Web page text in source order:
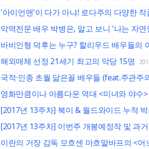
'아이언맨'이 다가 아냐! 로다주의 다양한 작
악역전문 배우 박병은, 알고 보니 '나는 자
바비인형 덕후는 누구? 할리우드 배우들의
해외매체 선정 21세기 최고의 악당 15명
국적·인종 초월 닮은꼴 배우들 (feat.주관주
영화만큼이나 아름다운 역대 <미녀와 야수
[2017년 13주차] 북미 & 월드와이드 누적
[2017년 13주차] 이번주 개봉예정작 및 과
이란의 거장 감독 모흐센 마흐말바프의 <어